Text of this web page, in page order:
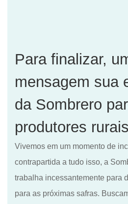
Para finalizar,
mensagem sua
da Sombrero
produtores
Vivemos em um momento de
contrapartida a tudo isso, a
trabalha incessantemente para
para as próximas safras.